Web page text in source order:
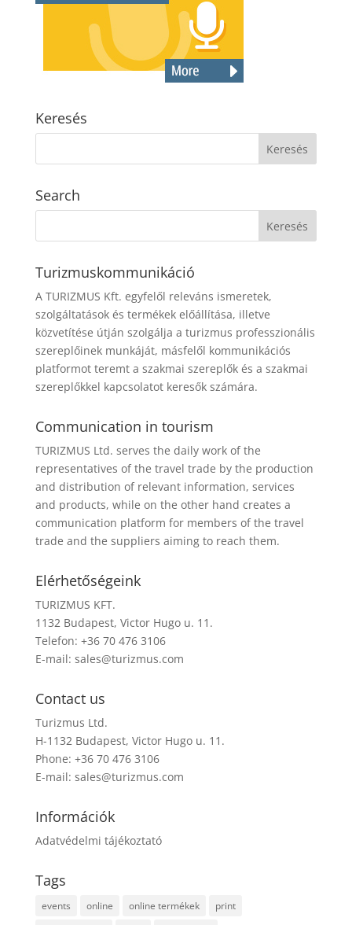
Keresés
Search
Turizmuskommunikáció
A TURIZMUS Kft. egyfelől releváns ismeretek,
szolgáltatások és termékek előállítása, illetve
közvetítése útján szolgálja a turizmus professzionális
szereplőinek munkáját, másfelől kommunikációs
platformot teremt a szakmai szereplők és a szakmai
szereplőkkel kapcsolatot keresők számára.
Communication in tourism
TURIZMUS Ltd. serves the daily work of the
representatives of the travel trade by the production
and distribution of relevant information, services
and products, while on the other hand creates a
communication platform for members of the travel
trade and the suppliers aiming to reach them.
Elérhetőségeink
TURIZMUS KFT.
1132 Budapest, Victor Hugo u. 11.
Telefon: +36 70 476 3106
E-mail: sales@turizmus.com
Contact us
Turizmus Ltd.
H-1132 Budapest, Victor Hugo u. 11.
Phone: +36 70 476 3106
E-mail: sales@turizmus.com
Információk
Adatvédelmi tájékoztató
Tags
events online online termékek
print